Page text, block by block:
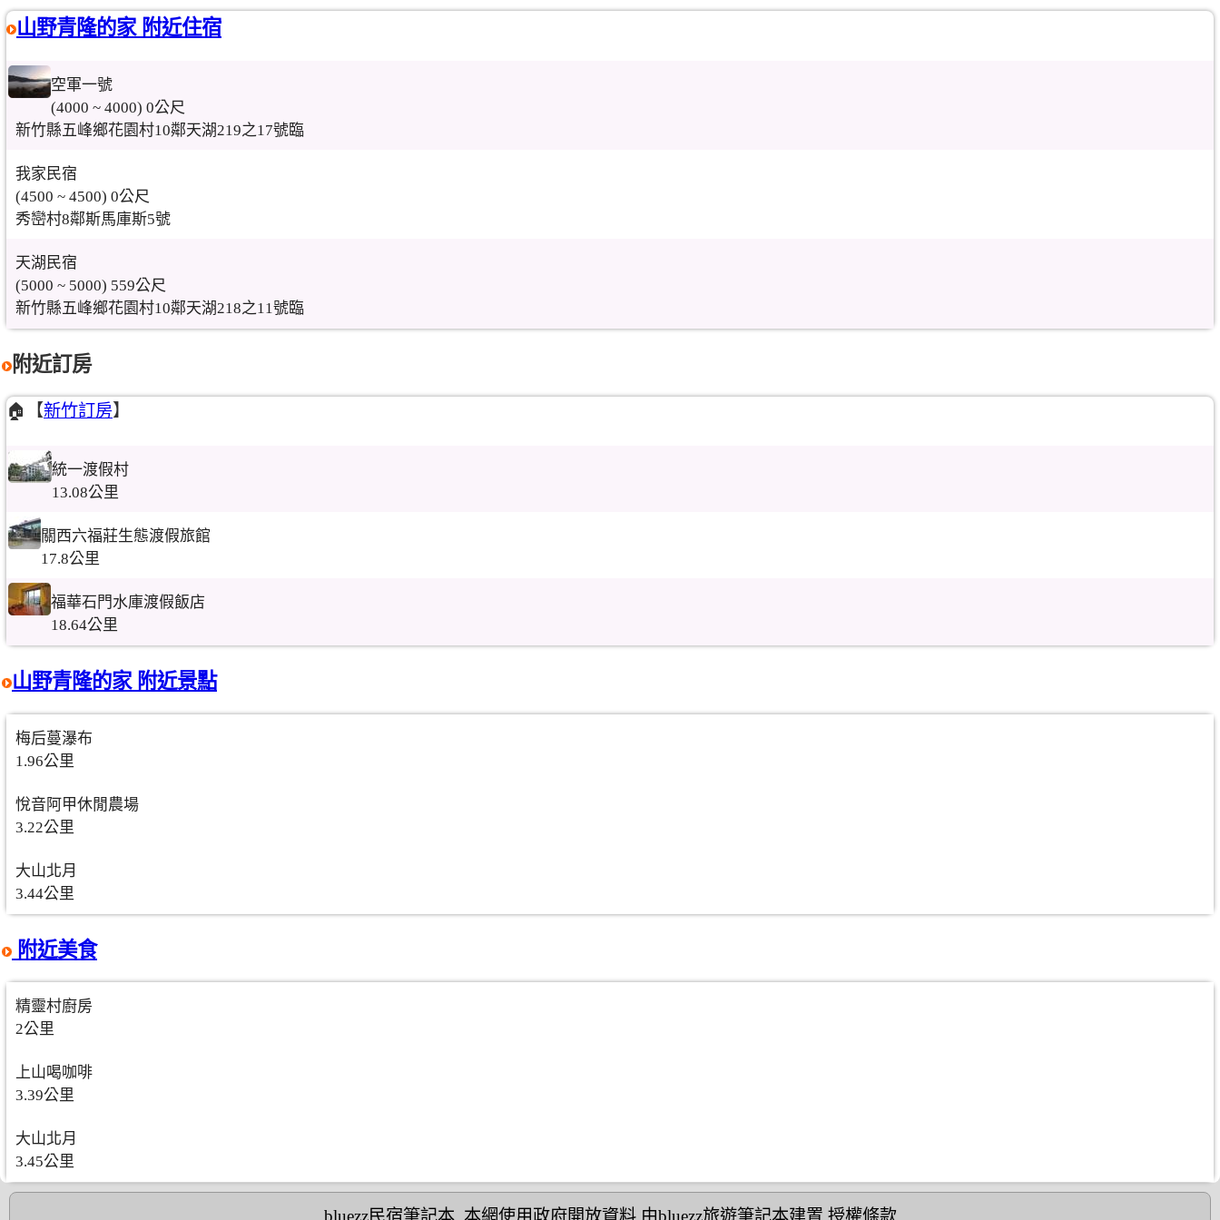
山野青隆的家 附近住宿
空軍一號
(4000 ~ 4000) 0公尺
新竹縣五峰鄉花園村10鄰天湖219之17號臨
我家民宿
(4500 ~ 4500) 0公尺
秀巒村8鄰斯馬庫斯5號
天湖民宿
(5000 ~ 5000) 559公尺
新竹縣五峰鄉花園村10鄰天湖218之11號臨
附近訂房
🏠【新竹訂房】
統一渡假村
13.08公里
關西六福莊生態渡假旅館
17.8公里
福華石門水庫渡假飯店
18.64公里
山野青隆的家 附近景點
梅后蔓瀑布
1.96公里
悅音阿甲休閒農場
3.22公里
大山北月
3.44公里
附近美食
精靈村廚房
2公里
上山喝咖啡
3.39公里
大山北月
3.45公里